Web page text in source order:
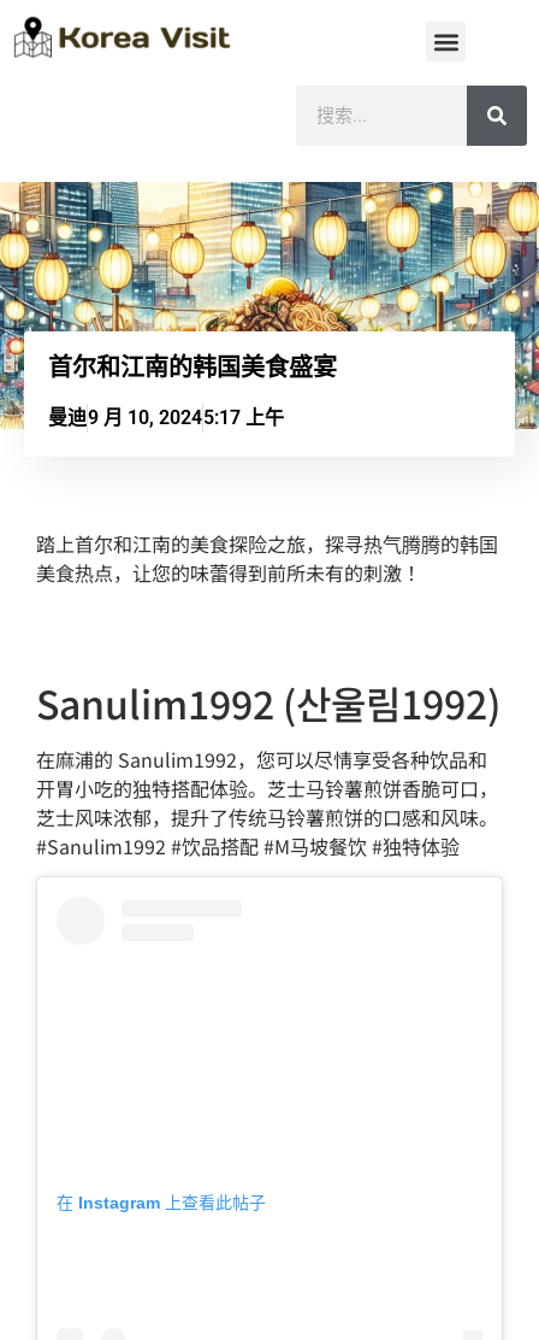
首尔和江南的韩国美食盛宴
曼迪9 月 10, 20245:17 上午
踏上首尔和江南的美食探险之旅，探寻热气腾腾的韩国
美食热点，让您的味蕾得到前所未有的刺激！
Sanulim1992 (산울림1992)
在麻浦的 Sanulim1992，您可以尽情享受各种饮品和
开胃小吃的独特搭配体验。芝士马铃薯煎饼香脆可口，
芝士风味浓郁，提升了传统马铃薯煎饼的口感和风味。
#Sanulim1992 #饮品搭配 #M马坡餐饮 #独特体验
在 Instagram 上查看此帖子